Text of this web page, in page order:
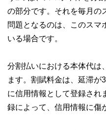
の部分です。それを毎月の
問題となるのは、このスマ
いる場合です。
分割払いにおける本体代は
ます。割賦料金は、延滞が
に信用情報として登録され
録によって、信用情報に傷